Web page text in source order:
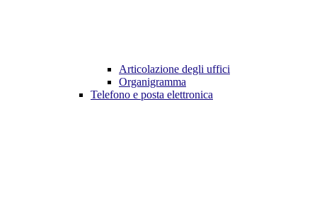
Articolazione degli uffici
Organigramma
Telefono e posta elettronica